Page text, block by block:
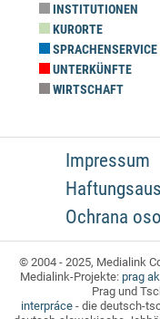
INSTITUTIONEN
KURORTE
SPRACHENSERVICE
UNTERKÜNFTE
WIRTSCHAFT
Impressum
Ochrana
© 2004 - 2025, Medialink
Medialink-Projekte: prag
Prag und
interpráce- die deutsch-